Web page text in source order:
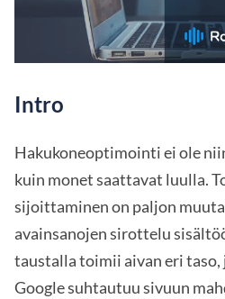
Intro
Hakukoneoptimointi ei ole
kuin monet saattavat luulla.
sijoittaminen on paljon
avainsanojen sirottelu
taustalla toimii aivan eri
Google suhtautuu sivuun